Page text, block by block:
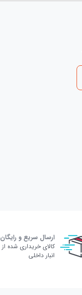
ارسال سریع و رایگان
کالای خریداری شده از
انبار داخلی